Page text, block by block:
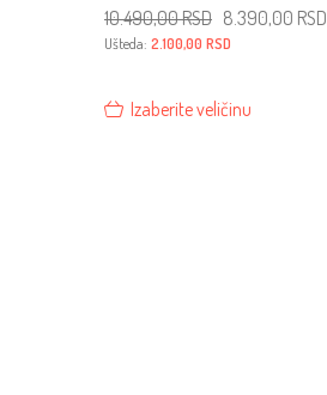
10.490,00RSD Originalna
cena
je
bila:
10.490,00 RSD.
8.390,00 RSD
Ušteda: 2.100,00 RSD
Izaberite veličinu